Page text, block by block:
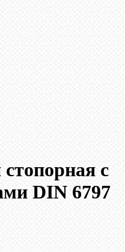
с
DIN 6797